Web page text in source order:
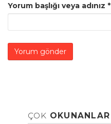
Yorum başlığı veya adınız *
ÇOK OKUNANLAR